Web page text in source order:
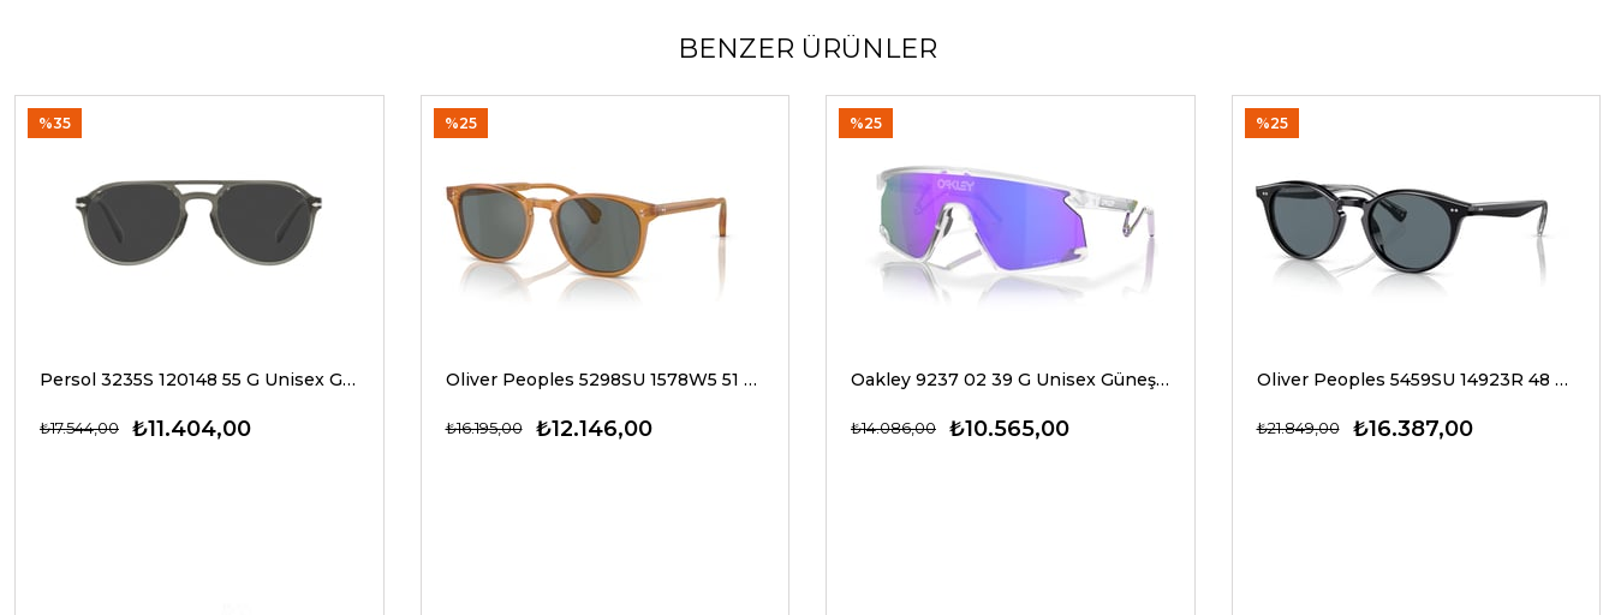
BENZER ÜRÜNLER
Persol 3235S 120148 55 G Unisex Güneş Gözlükleri
₺11.404,00
₺17.544,00
%35
Oliver Peoples 5298SU 1578W5 51 G Unisex Güneş Gözlükleri
₺12.146,00
₺16.195,00
%25
Oakley 9237 02 39 G Unisex Güneş Gözlükleri
₺10.565,00
₺14.086,00
%25
Oliver Peoples 5459SU 14923R 48 G Unisex Güneş Gözlükleri
₺16.387,00
₺21.849,00
%25